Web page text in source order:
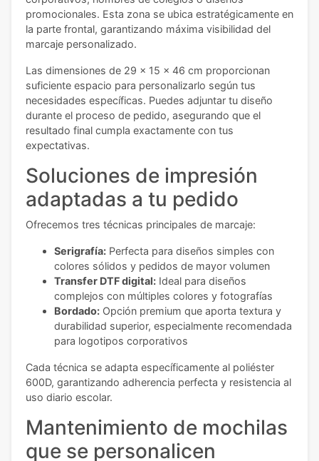
promocionales. Esta zona se ubica estratégicamente en
la parte frontal, garantizando máxima visibilidad del
marcaje personalizado.
Las dimensiones de 29 x 15 x 46 cm proporcionan
suficiente espacio para personalizarlo según tus
necesidades específicas. Puedes adjuntar tu diseño
durante el proceso de pedido, asegurando que el
resultado final cumpla exactamente con tus
expectativas.
Soluciones de impresión
adaptadas a tu pedido
Ofrecemos tres técnicas principales de marcaje:
Serigrafía: Perfecta para diseños simples con
colores sólidos y pedidos de mayor volumen
Transfer DTF digital: Ideal para diseños
complejos con múltiples colores y fotografías
Bordado: Opción premium que aporta textura y
durabilidad superior, especialmente recomendada
para logotipos corporativos
Cada técnica se adapta específicamente al poliéster
600D, garantizando adherencia perfecta y resistencia al
uso diario escolar.
Mantenimiento de mochilas
que se personalicen